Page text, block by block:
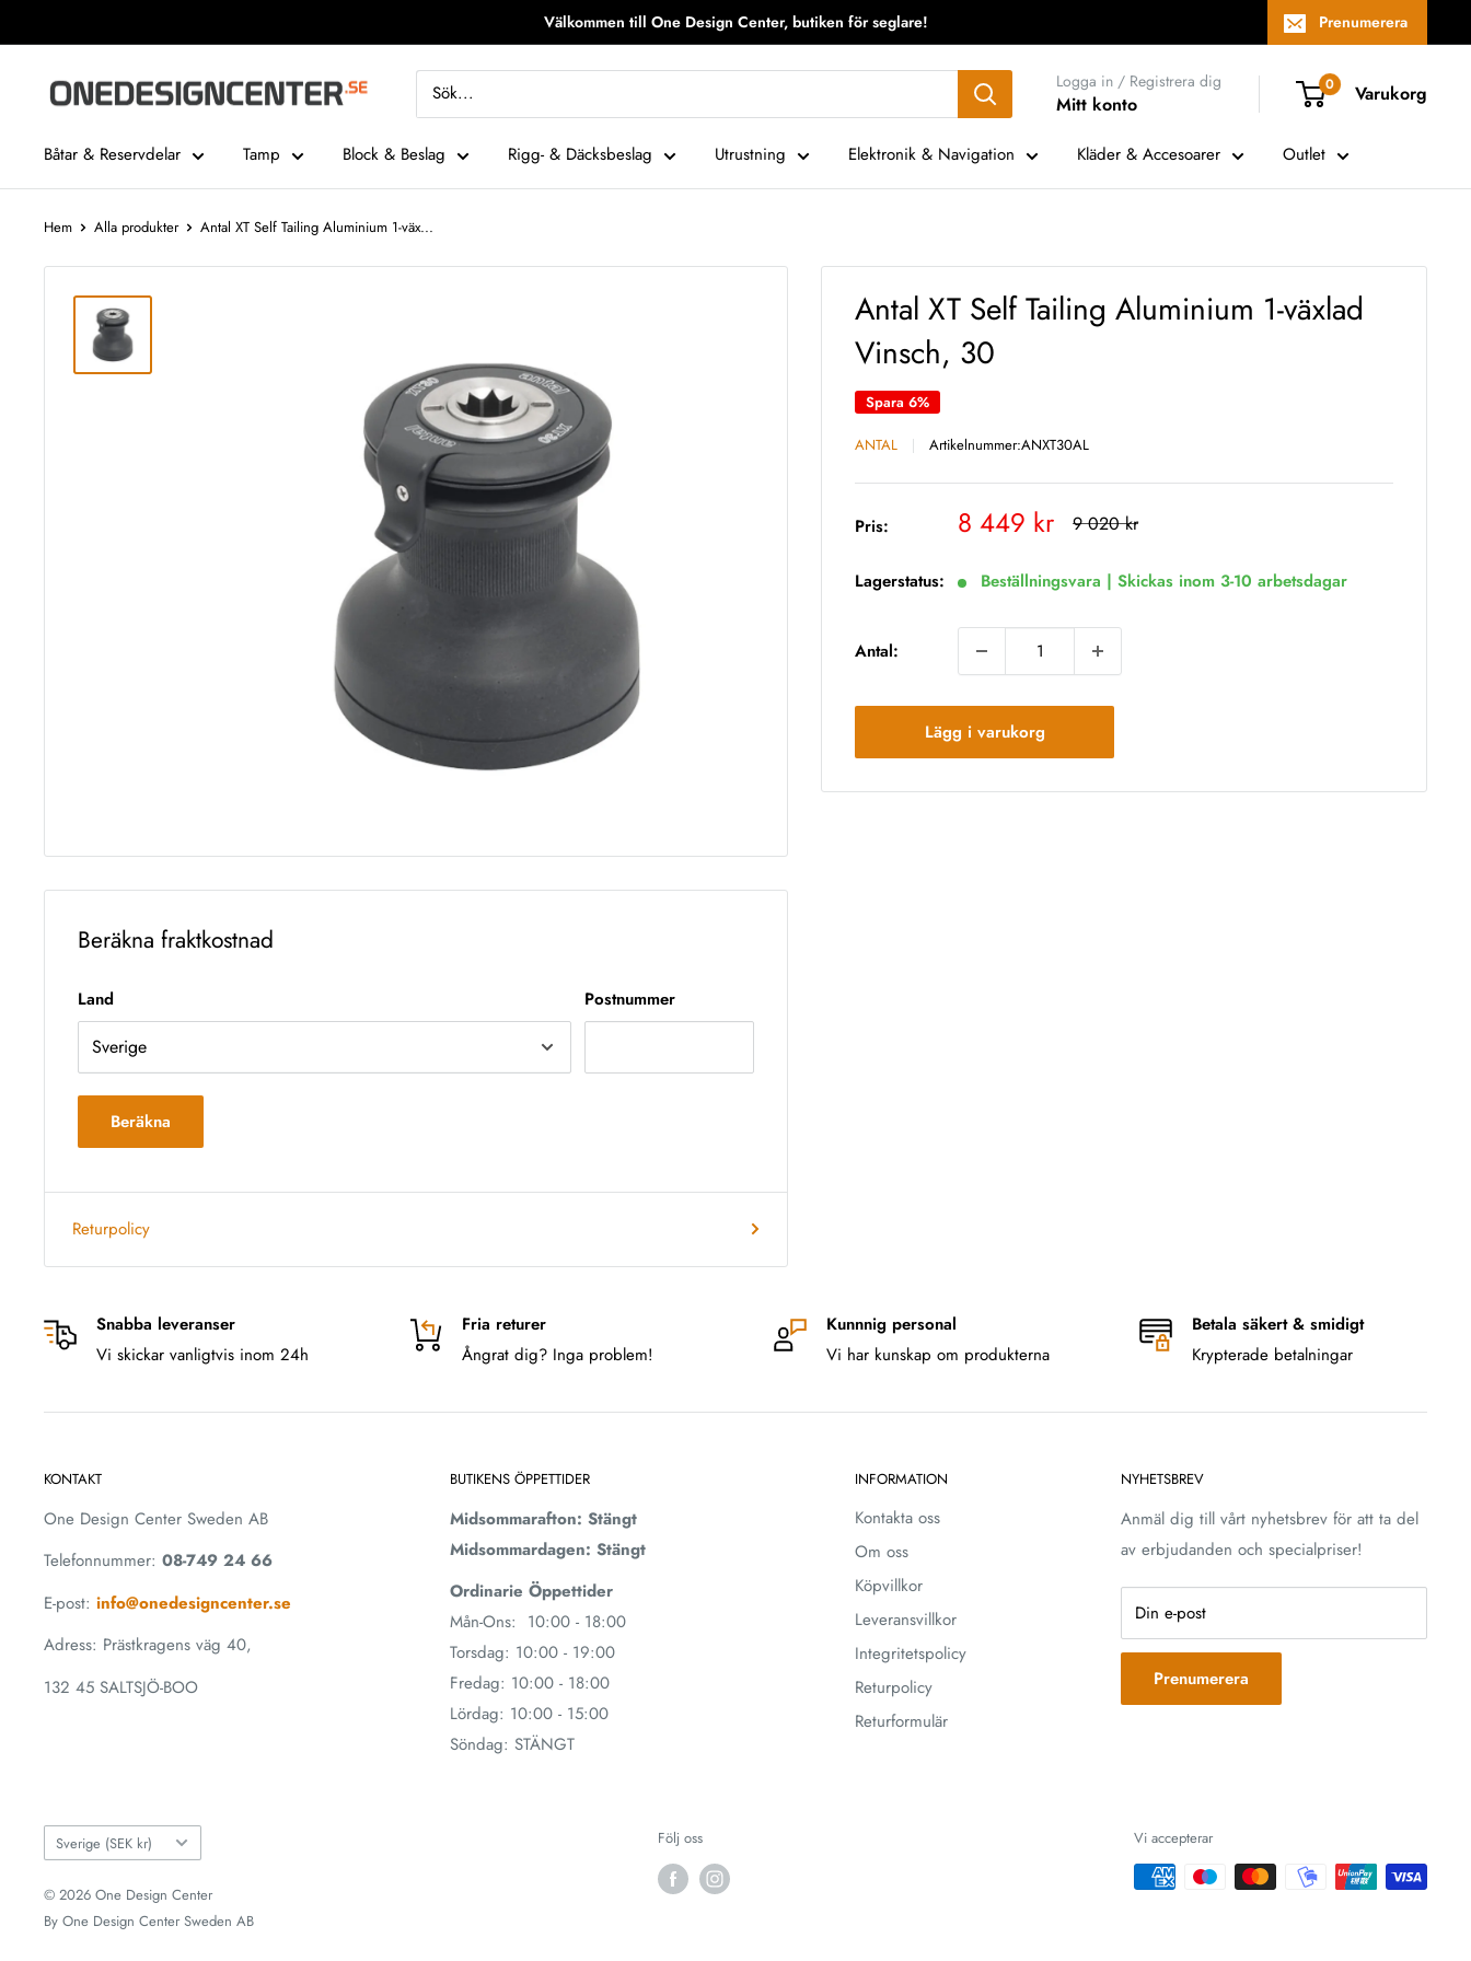
till
Välkommen till One Design Center, butiken för seglare! Prenumerera
One
Center
Logga in / Registrera dig
Mitt konto
0 Varukorg
Båtar & Reservdelar Tamp Block & Beslag Rigg- & Däcksbeslag Utrustning Elektronik & Navigation Kläder & Accesoarer Outlet
Hem Alla produkter Antal XT Self Tailing Aluminium 1-väx...
Antal XT Self Tailing Aluminium 1-växlad
Vinsch, 30
Spara 6%
ANTAL Artikelnummer:ANXT30AL
Pris: Vårt
8 449 kr Rekommenderat
9 020 kr
Lagerstatus: Beställningsvara | Skickas inom 3-10 arbetsdagar
Antal:
Lägg i varukorg
Beräkna fraktkostnad
Land Postnummer
Beräkna
Returpolicy
Snabba leveranser
Vi skickar vanligtvis inom 24h
Fria returer
Ångrat dig? Inga problem!
Kunnnig personal
Vi har kunskap om produkterna
Betala säkert & smidigt
Krypterade betalningar
KONTAKT
One Design Center Sweden AB
Telefonnummer: 08-749 24 66
E-post: info@onedesigncenter.se
Adress: Prästkragens väg 40,
132 45 SALTSJÖ-BOO
BUTIKENS ÖPPETTIDER
Midsommarafton: Stängt
Midsommardagen: Stängt
Ordinarie Öppettider
Mån-Ons: 10:00 - 18:00
Torsdag: 10:00 - 19:00
Fredag: 10:00 - 18:00
Lördag: 10:00 - 15:00
Söndag: STÄNGT
INFORMATION
Kontakta oss
Om oss
Köpvillkor
Leveransvillkor
Integritetspolicy
Returpolicy
Returformulär
NYHETSBREV
Anmäl dig till vårt nyhetsbrev för att ta del
av erbjudanden och specialpriser!
Din e-post
Prenumerera
Land
Sverige (SEK kr)
© 2026 One Design Center
By One Design Center Sweden AB
Följ oss Vi accepterar